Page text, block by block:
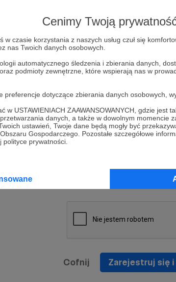
Cenimy Twoją
w czasie korzystania z naszych usług czuł się
nas Twoich danych osobowych.
automatycznego śledzenia i zbierania danych,
podmioty zewnętrzne, które wspierają nas w
dotyczące zbierania danych osobowych,
w USTAWIENIACH ZAAWANSOWANYCH, gdzie jest
danych, a także w dowolnym momencie
ustawień, Twoje dane będą mogły być
Gospodarczego. Pozostałe szczegółowe
prywatności.
i
będą
z
prawo
na
Politykę Prywatności
* Wyrażam zgodę na przetwarzanie
osobowych podanych w formularzu
prawidłowego świadczenia usług
informacji handlowych - newslettera.
Cofnij Zarejestruj się